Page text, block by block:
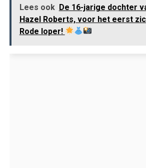
Lees ook De 16-jarige dochter
Hazel Roberts, voor het eerst
Rode loper!